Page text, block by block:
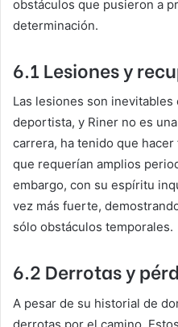
obstáculos que pusieron a
determinación.
6.1 Lesiones y
Las lesiones son
deportista, y Riner no es
carrera, ha tenido que
que requerían amplios
embargo, con su espíritu
vez más fuerte,
sólo obstáculos temporales.
6.2 Derrotas y
A pesar de su historial de